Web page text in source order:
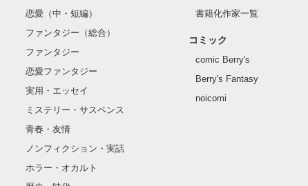
恋愛（中・短編）
ファンタジー（総合）
ファンタジー
恋愛ファンタジー
実用・エッセイ
ミステリー・サスペンス
青春・友情
ノンフィクション・実話
ホラー・オカルト
書籍化作家一覧
コミック
comic Berry's
Berry's Fantasy
noicomi